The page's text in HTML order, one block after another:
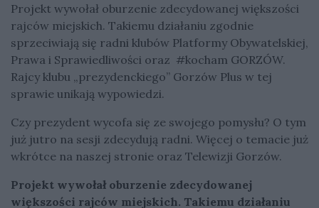
Projekt wywołał oburzenie zdecydowanej większości
rajców miejskich. Takiemu działaniu zgodnie
sprzeciwiają się radni klubów Platformy Obywatelskiej,
Prawa i Sprawiedliwości oraz #kocham GORZÓW.
Rajcy klubu „prezydenckiego” Gorzów Plus w tej
sprawie unikają wypowiedzi.
Czy prezydent wycofa się ze swojego pomysłu? O tym
już jutro na sesji zdecydują radni. Więcej o temacie już
wkrótce na naszej stronie oraz Telewizji Gorzów.
Projekt wywołał oburzenie zdecydowanej
większości rajców miejskich. Takiemu działaniu